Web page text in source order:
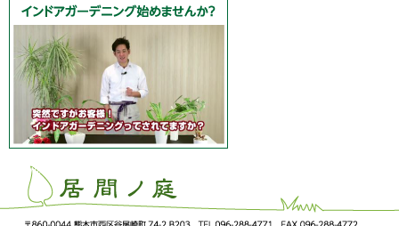
ImaNiwa